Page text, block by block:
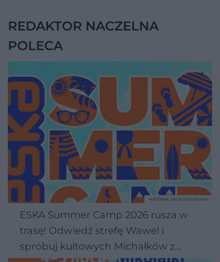
REDAKTOR NACZELNA
POLECA
ESKA Summer Camp 2026 rusza w
trasę! Odwiedź strefę Wawel i
spróbuj kultowych Michałków z
MATERIAŁ SPONSOROWANY